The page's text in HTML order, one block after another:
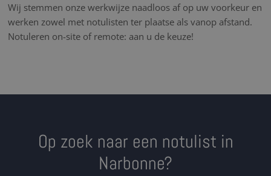
Wij stemmen onze werkwijze naadloos af op uw voorkeur en
werken zowel met notulisten ter plaatse als vanop afstand.
Notuleren on-site of remote: aan u de keuze!
Op zoek naar een notulist in
Narbonne?